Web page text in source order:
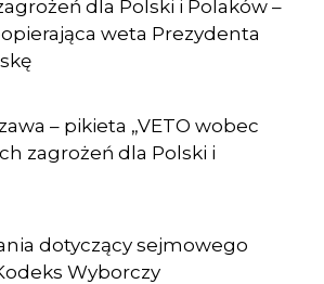
dla Polski i Polaków –
weta Prezydenta
– pikieta „VETO wobec
zagrożeń dla Polski i
dotyczący sejmowego
Wyborczy